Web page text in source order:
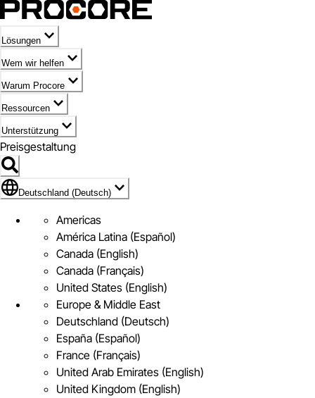
Lösungen
Wem wir helfen
Warum Procore
Ressourcen
Unterstützung
Preisgestaltung
Markieren des Symbols für Deutschland (Deutsch)
Deutschland (Deutsch)
Americas
América Latina (Español)
Canada (English)
Canada (Français)
United States (English)
Europe & Middle East
Deutschland (Deutsch)
España (Español)
France (Français)
United Arab Emirates (English)
United Kingdom (English)